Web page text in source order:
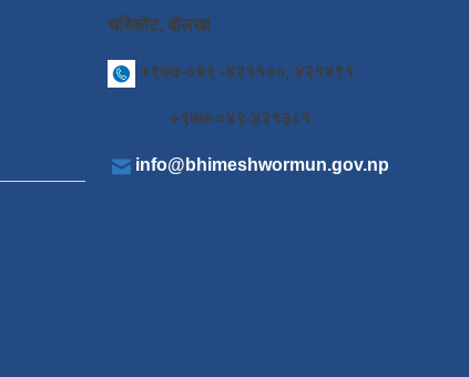
चरिकोट, दोलखा
+९७७-०४९ -४२११००, ४२१४९१
+९७७-०४९-४२१३८१
info@bhimeshwormun.gov.np